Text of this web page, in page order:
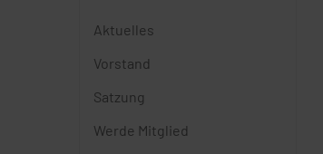
Aktuelles
Vorstand
Satzung
Werde Mitglied